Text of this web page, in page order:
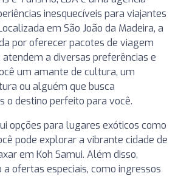
inesquecíveis para viajantes
em São João da Madeira, a
por oferecer pacotes de viagem
a diversas preferências e
um amante de cultura, um
ou alguém que busca
o destino perfeito para você.
opções para lugares exóticos como
pode explorar a vibrante cidade de
em Koh Samui. Além disso,
ofertas especiais, como ingressos